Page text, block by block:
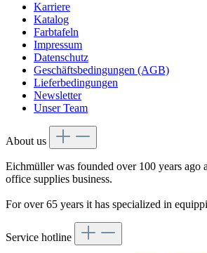
Karriere
Katalog
Farbtafeln
Impressum
Datenschutz
Geschäftsbedingungen (AGB)
Lieferbedingungen
Newsletter
Unser Team
About us
Eichmüller was founded over 100 years ago
office supplies business.
For over 65 years it has specialized in
Service hotline